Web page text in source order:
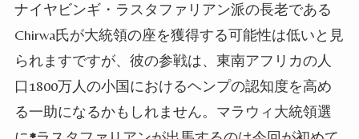
ナイヤビンギ・ ラスタファリアン派の長老である
Chirwa氏が大統領の座を獲得する可能性は低いと見
られますですが、彼の参戦は、東南アフリカの人
口1800万人の小国におけるヘンプの認知度を高め
る一助になるかもしれません。マラウィ大統領選